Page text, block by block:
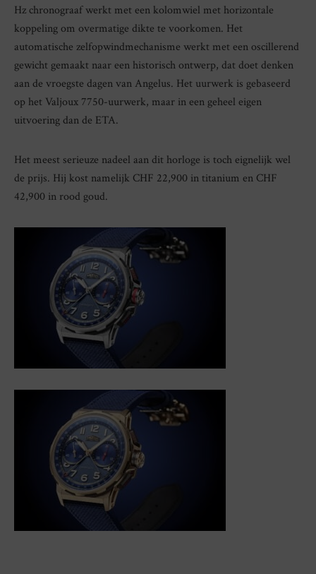
Hz chronograaf werkt met een kolomwiel met horizontale
koppeling om overmatige dikte te voorkomen. Het
automatische zelfopwindmechanisme werkt met een oscillerend
gewicht gemaakt naar een historisch ontwerp, dat doet denken
aan de vroegste dagen van Angelus. Het uurwerk is gebaseerd
op het Valjoux 7750-uurwerk, maar in een geheel eigen
uitvoering dan de ETA.
Het meest serieuze nadeel aan dit horloge is toch eignelijk wel
de prijs. Hij kost namelijk CHF 22,900 in titanium en CHF
42,900 in rood goud.